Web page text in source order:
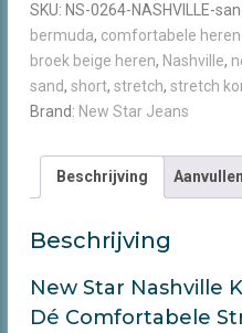
short
sand
aantal
SKU: NS-0264-NASHVILLE-
bermuda, comfortabele
broek beige heren, Nashville,
sand, short, stretch, stretch
Brand: New Star Jeans
Beschrijving
Beschrijving
New Star Nashville
Dé Comfortabele